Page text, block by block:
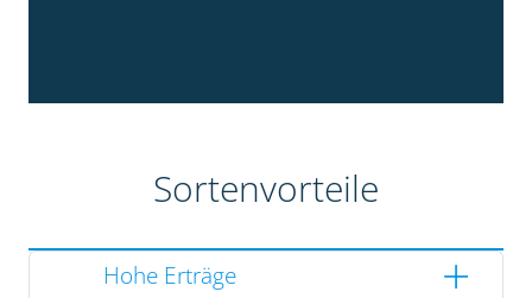
Sortenvorteile
Hohe Erträge